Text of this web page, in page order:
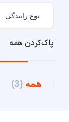
پاک‌کردن همه
همه (3)